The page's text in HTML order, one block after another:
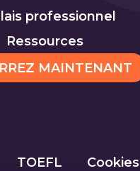
professionnel
Ressources
MAINTENANT
TOEFL Cookies